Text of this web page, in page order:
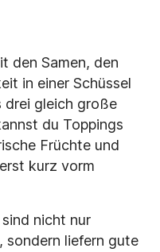
den Samen, den
in einer Schüssel
drei gleich große
du Toppings
Früchte und
kurz vorm
nicht nur
sondern liefern gute